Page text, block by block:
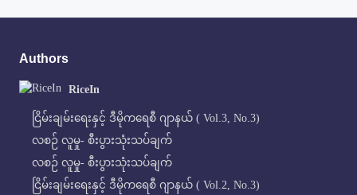
Authors
RiceIn
ငြိမ်းချမ်းရေးနှင့် ဒီမိုကရေစီ ဂျာနယ် ( Vol.3, No.3)
လစဉ် လူမှု- စီးပွားသုံးသပ်ချက်
လစဉ် လူမှု- စီးပွားသုံးသပ်ချက်
ငြိမ်းချမ်းရေးနှင့် ဒီမိုကရေစီ ဂျာနယ် ( Vol.2, No.3)